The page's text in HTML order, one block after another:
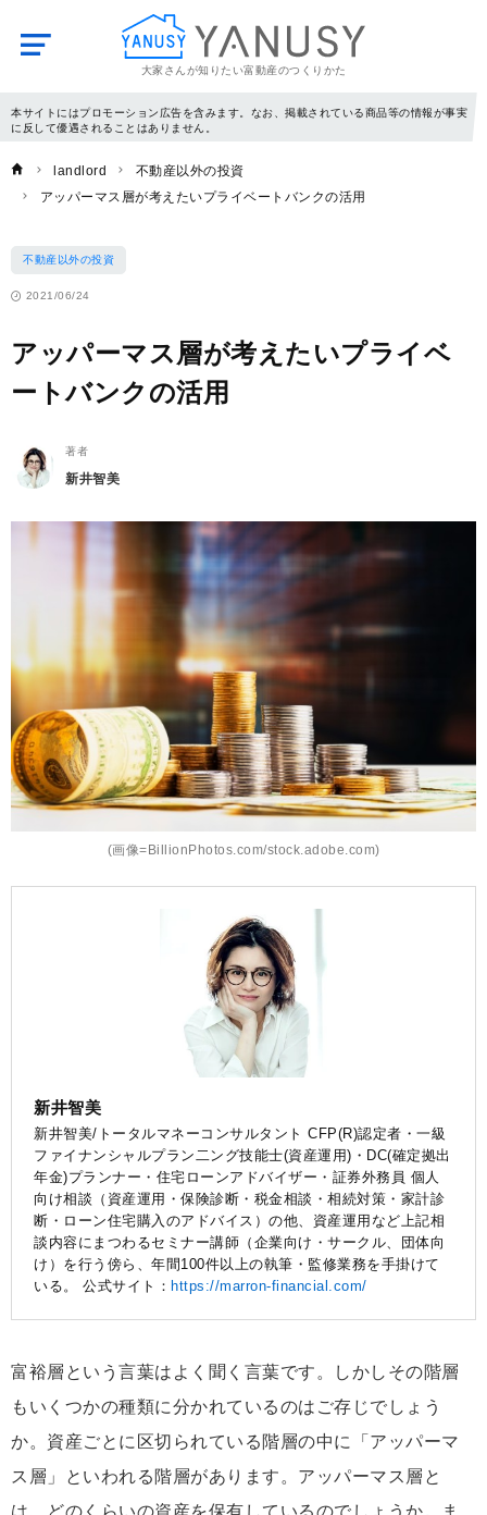
大家さんが知りたい富動産のつくりかた
YANUSY
本サイトにはプロモーション広告を含みます。なお、掲載されている商品等の情報が事実
に反して優遇されることはありません。
landlord
不動産以外の投資
アッパーマス層が考えたいプライベートバンクの活用
不動産以外の投資
2021/06/24
アッパーマス層が考えたいプライベ
ートバンクの活用
著者
新井智美
(画像=BillionPhotos.com/stock.adobe.com)
新井智美
新井智美/トータルマネーコンサルタント CFP(R)認定者・一級
ファイナンシャルプラン二ング技能士(資産運用)・DC(確定拠出
年金)プランナー・住宅ローンアドバイザー・証券外務員 個人
向け相談（資産運用・保険診断・税金相談・相続対策・家計診
断・ローン住宅購入のアドバイス）の他、資産運用など上記相
談内容にまつわるセミナー講師（企業向け・サークル、団体向
け）を行う傍ら、年間100件以上の執筆・監修業務を手掛けて
いる。 公式サイト： https://marron-financial.com/
富裕層という言葉はよく聞く言葉です。しかしその階層
もいくつかの種類に分かれているのはご存じでしょう
か。資産ごとに区切られている階層の中に「アッパーマ
ス層」といわれる階層があります。アッパーマス層と
は、どのくらいの資産を保有しているのでしょうか。ま